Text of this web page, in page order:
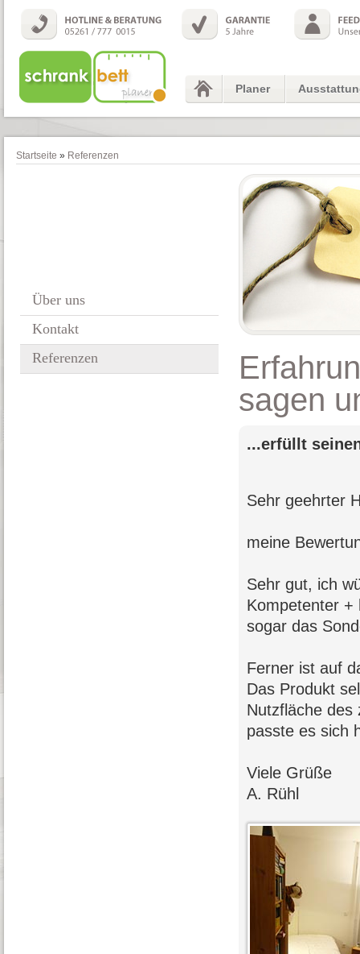
Planer
Startseite » Referenzen
Über uns
Kontakt
Referenzen
sagen
...erfüllt
Sehr geehrter
meine
Sehr gut, ich
Kompetenter +
sogar das
Ferner ist auf
Das Produkt
Nutzfläche des
passte es sich
Viele Grüße
A. Rühl